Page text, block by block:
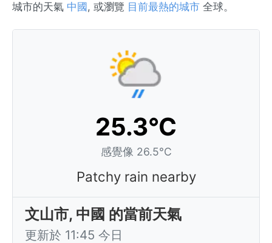
城市的天氣 中國 , 或瀏覽 目前最熱的城市 全球。
25.3°C
感覺像 26.5°C
Patchy rain nearby
文山市, 中國 的當前天氣
更新於 11:45 今日